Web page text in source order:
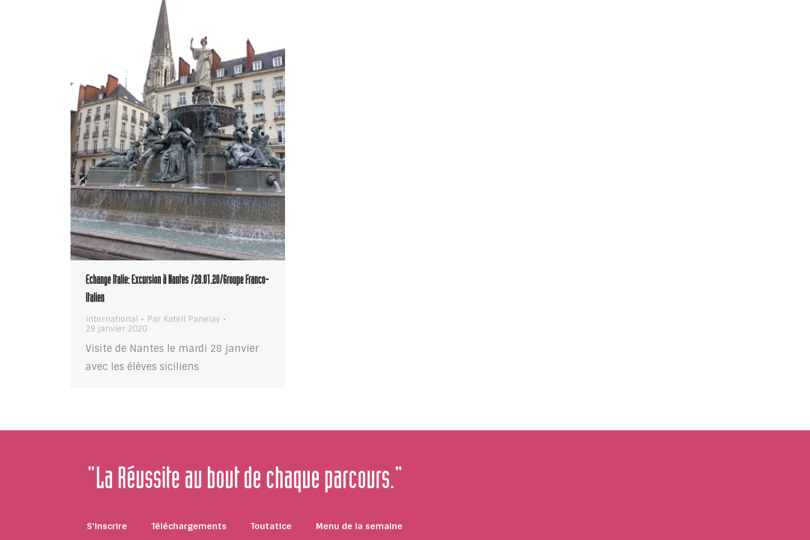
Echange Italie: Excursion à Nantes /28.01.20/Groupe Franco-
Italien
International Par Katell Panelay
29 janvier 2020
Visite de Nantes le mardi 28 janvier
avec les élèves siciliens
"La Réussite au bout de chaque parcours."
S'inscrire Téléchargements Toutatice Menu de la semaine